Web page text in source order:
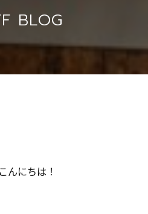
BLOG
んにちは！